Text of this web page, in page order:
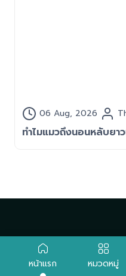
หน้าแรก หมวดหมู่
06 Aug, 2026
ทำไมแมวถึงนอนหลับยา
05 Aug, 2026
พิกัดคลินิกสัตว์แพทย์ กท
04 Aug, 2026
ชีดวัคซีนป้องกันของโรค
03 Aug, 2026
พาน้องเที่ยวไหนดี?
31 Jul, 2026
เต่าไม่สบายดูยังไงสัญญ
27 Jul, 2026
วิธีป้องกันเห็บและการรั
24 Jul, 2026
พาสัตว์เลี้ยงเดินเล่นเพื่อ
23 Jul, 2026
พิกัดคาเฟ่สัตว์เลี้ยงสุด
22 Jul, 2026
เรื่องราวของ กิ้งก่าคาเม
21 Jul, 2026
ฮีทสโตรก พร้อมเทคนิค
20 Jul, 2026
4 โรคยอดฮิตในกระรอก
17 Jul, 2026
4 โรคร้ายใน "เม่นแคระ"